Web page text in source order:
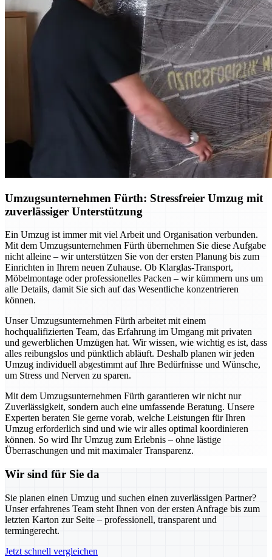
Umzugsunternehmen Fürth: Stressfreier Umzug mit
zuverlässiger Unterstützung
Ein Umzug ist immer mit viel Arbeit und Organisation verbunden.
Mit dem Umzugsunternehmen Fürth übernehmen Sie diese Aufgabe
nicht alleine – wir unterstützen Sie von der ersten Planung bis zum
Einrichten in Ihrem neuen Zuhause. Ob Klarglas-Transport,
Möbelmontage oder professionelles Packen – wir kümmern uns um
alle Details, damit Sie sich auf das Wesentliche konzentrieren
können.
Unser Umzugsunternehmen Fürth arbeitet mit einem
hochqualifizierten Team, das Erfahrung im Umgang mit privaten
und gewerblichen Umzügen hat. Wir wissen, wie wichtig es ist, dass
alles reibungslos und pünktlich abläuft. Deshalb planen wir jeden
Umzug individuell abgestimmt auf Ihre Bedürfnisse und Wünsche,
um Stress und Nerven zu sparen.
Mit dem Umzugsunternehmen Fürth garantieren wir nicht nur
Zuverlässigkeit, sondern auch eine umfassende Beratung. Unsere
Experten beraten Sie gerne vorab, welche Leistungen für Ihren
Umzug erforderlich sind und wie wir alles optimal koordinieren
können. So wird Ihr Umzug zum Erlebnis – ohne lästige
Überraschungen und mit maximaler Transparenz.
Wir sind für Sie da
Sie planen einen Umzug und suchen einen zuverlässigen Partner?
Unser erfahrenes Team steht Ihnen von der ersten Anfrage bis zum
letzten Karton zur Seite – professionell, transparent und
termingerecht.
Jetzt schnell vergleichen